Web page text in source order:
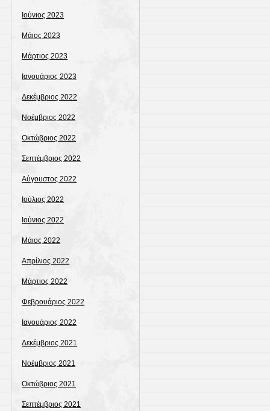
Ιούνιος 2023
Μάιος 2023
Μάρτιος 2023
Ιανουάριος 2023
Δεκέμβριος 2022
Νοέμβριος 2022
Οκτώβριος 2022
Σεπτέμβριος 2022
Αύγουστος 2022
Ιούλιος 2022
Ιούνιος 2022
Μάιος 2022
Απρίλιος 2022
Μάρτιος 2022
Φεβρουάριος 2022
Ιανουάριος 2022
Δεκέμβριος 2021
Νοέμβριος 2021
Οκτώβριος 2021
Σεπτέμβριος 2021